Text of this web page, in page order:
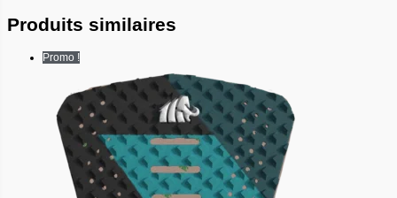
Produits similaires
Promo !